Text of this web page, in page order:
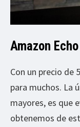
Amazon
Con un precio de
para muchos. La
mayores, es que
obtenemos de